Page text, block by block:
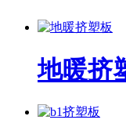
地暖挤